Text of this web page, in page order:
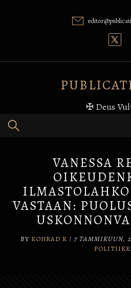
✠ Deus
VANESSA
VASTAAN:
BY KONRAD K / 7 TAMMIKUUN,